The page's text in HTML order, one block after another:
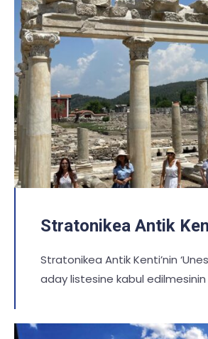
Stratonikea Antik
Stratonikea Antik Kenti’nin
aday listesine kabul edilmesinin